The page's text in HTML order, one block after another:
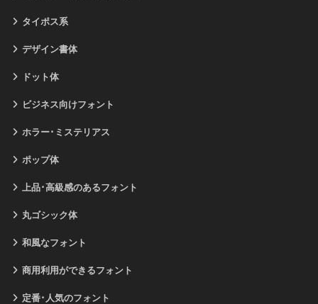
タイポス系
デザイン書体
ドット体
ビジネス向けフォント
ホラー･ミステリアス
ポップ体
上品･高級感のあるフォント
丸ゴシック体
和風なフォント
商用利用ができるフォント
定番･人気のフォント